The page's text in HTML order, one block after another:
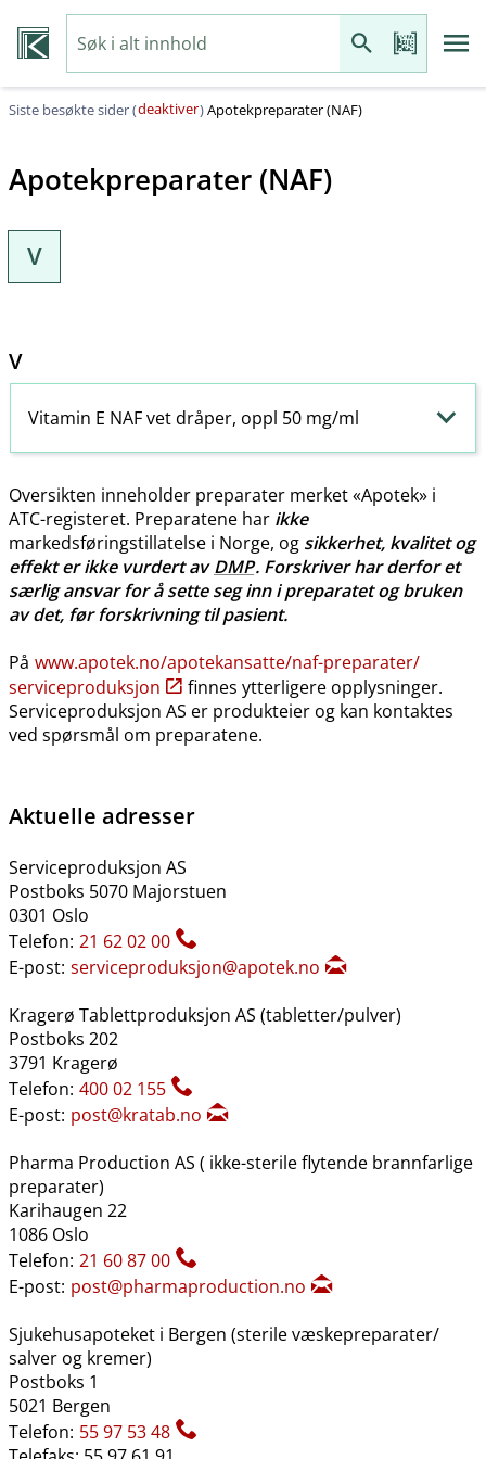
Siste besøkte sider (deaktiver)Apotekpreparater (NAF)
Apotekpreparater (NAF)
V
V
Vitamin E NAF vet dråper, oppl 50 mg/ml
Oversikten inneholder preparater merket «Apotek» i
ATC-registeret. Preparatene har ikke
markedsføringstillatelse i Norge, og sikkerhet, kvalitet og
effekt er ikke vurdert avDMP. Forskriver har derfor et
særlig ansvar for å sette seg inn i preparatet og bruken
av det, før forskrivning til pasient.
På www.apotek.no​/​apotekansatte​/​naf-preparater​/​
serviceproduksjon
finnes ytterligere opplysninger.
Serviceproduksjon AS er produkteier og kan kontaktes
ved spørsmål om preparatene.
Aktuelle adresser
Serviceproduksjon AS
Postboks 5070 Majorstuen
0301 Oslo
Telefon: 21 62 02 00
E-post: serviceproduksjon@apotek.no
Kragerø Tablettproduksjon AS (tabletter​/​pulver)
Postboks 202
3791 Kragerø
Telefon: 400 02 155
E-post: post@kratab.no
Pharma Production AS ( ikke-sterile flytende brannfarlige
preparater)
Karihaugen 22
1086 Oslo
Telefon: 21 60 87 00
E-post: post@pharmaproduction.no
Sjukehusapoteket i Bergen (sterile væskepreparater​/​
salver og kremer)
Postboks 1
5021 Bergen
Telefon: 55 97 53 48